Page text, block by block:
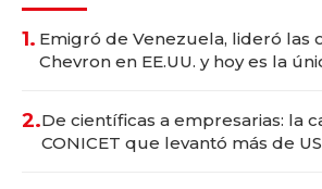
1. Emigró de Venezuela, lideró las
Chevron en EE.UU. y hoy es la
2.De científicas a empresarias: la
CONICET que levantó más de